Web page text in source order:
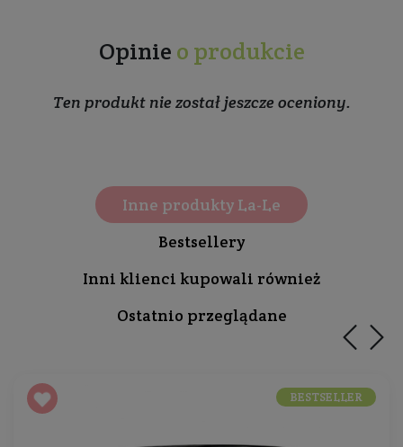
Opinie o produkcie
Ten produkt nie został jeszcze oceniony.
Inne produkty La-Le
Bestsellery
Inni klienci kupowali również
Ostatnio przeglądane
BESTSELLER